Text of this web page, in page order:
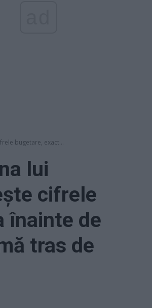
bugetare, exact...
lui
cifrele
înainte de
tras de